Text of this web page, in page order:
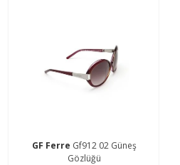
GF Ferre Gf912 02 Güneş
Gözlüğü